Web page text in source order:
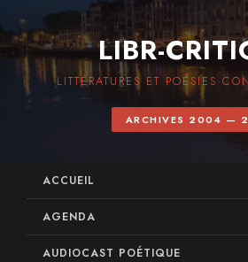
LIBR-
LITTÉRATURES ET POÉSIES
ARCHIVES 2004 —
ACCUEIL
AGENDA
AUDIOCAST POÉTIQUE